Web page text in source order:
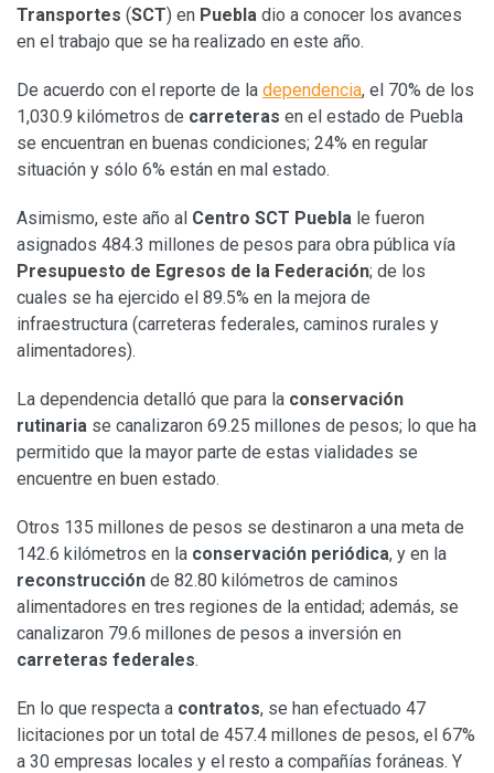
Transportes (SCT) en Puebla dio a conocer los avances
en el trabajo que se ha realizado en este año.
De acuerdo con el reporte de la dependencia, el 70% de los
1,030.9 kilómetros de carreteras en el estado de Puebla
se encuentran en buenas condiciones; 24% en regular
situación y sólo 6% están en mal estado.
Asimismo, este año al Centro SCT Puebla le fueron
asignados 484.3 millones de pesos para obra pública vía
Presupuesto de Egresos de la Federación; de los
cuales se ha ejercido el 89.5% en la mejora de
infraestructura (carreteras federales, caminos rurales y
alimentadores).
La dependencia detalló que para la conservación
rutinaria se canalizaron 69.25 millones de pesos; lo que ha
permitido que la mayor parte de estas vialidades se
encuentre en buen estado.
Otros 135 millones de pesos se destinaron a una meta de
142.6 kilómetros en la conservación periódica, y en la
reconstrucción de 82.80 kilómetros de caminos
alimentadores en tres regiones de la entidad; además, se
canalizaron 79.6 millones de pesos a inversión en
carreteras federales.
En lo que respecta a contratos, se han efectuado 47
licitaciones por un total de 457.4 millones de pesos, el 67%
a 30 empresas locales y el resto a compañías foráneas. Y